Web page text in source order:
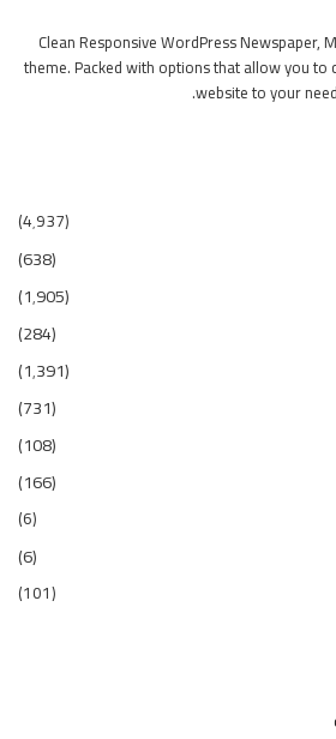
Clean Responsive WordPress Newspaper,
theme. Packed with options that allow you
website to your
(4٬937)
(638)
(1٬905)
(284)
(1٬391)
(731)
(108)
(166)
(6)
(6)
(101)